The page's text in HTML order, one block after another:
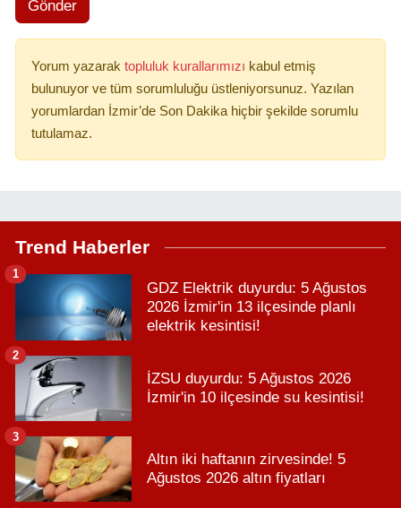
Gönder
Yorum yazarak topluluk kurallarımızı kabul etmiş
bulunuyor ve tüm sorumluluğu üstleniyorsunuz. Yazılan
yorumlardan İzmir’de Son Dakika hiçbir şekilde sorumlu
tutulamaz.
Trend Haberler
GDZ Elektrik duyurdu: 5 Ağustos
2026 İzmir'in 13 ilçesinde planlı
elektrik kesintisi!
1
İZSU duyurdu: 5 Ağustos 2026
İzmir'in 10 ilçesinde su kesintisi!
2
Altın iki haftanın zirvesinde! 5
Ağustos 2026 altın fiyatları
3